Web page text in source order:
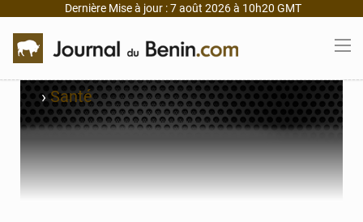
Dernière Mise à jour : 7 août 2026 à 10h20 GMT
›Santé